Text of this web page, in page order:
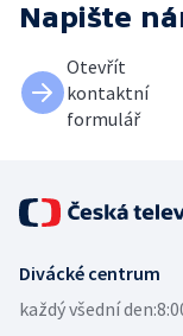
Napište
Otevřít
kontaktní
formulář
Divácké centrum
každý všední den: